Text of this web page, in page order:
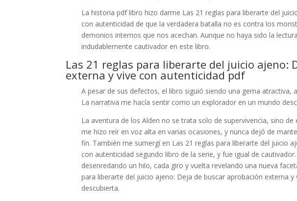
La historia pdf libro hizo darme Las 21 reglas para liberarte del
con autenticidad de que la verdadera batalla no es contra los
demonios internos que nos acechan. Aunque no haya sido la
indudablemente cautivador en este libro.
Las 21 reglas para liberarte del juicio ajeno:
externa y vive con autenticidad pdf
A pesar de sus defectos, el libro siguió siendo una gema
La narrativa me hacía sentir como un explorador en un mundo
La aventura de los Alden no se trata solo de supervivencia, sino
me hizo reír en voz alta en varias ocasiones, y nunca dejó de
fin. También me sumergí en Las 21 reglas para liberarte del juicio
con autenticidad segundo libro de la serie, y fue igual de
desenredando un hilo, cada giro y vuelta revelando una nueva
para liberarte del juicio ajeno: Deja de buscar aprobación externa
descubierta.